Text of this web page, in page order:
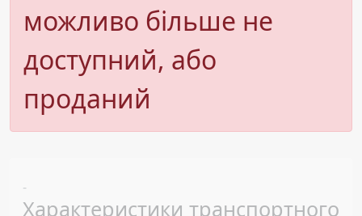
можливо більше не
доступний, або
проданий
-
Характеристики транспортного